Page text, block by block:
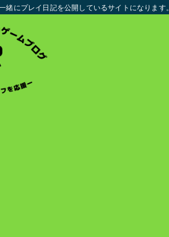
緒にプレイ日記を公開しているサイトになります。